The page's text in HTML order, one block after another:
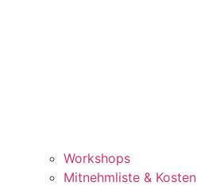
Workshops
Mitnehmliste & Kosten